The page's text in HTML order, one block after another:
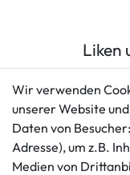
Liken
Kundenservice
+49 421 596586
Mo. - Fr. 9 - 16 Uhr
Wir verwenden
unserer Website
Daten von
Adresse), um z.B.
Medien von